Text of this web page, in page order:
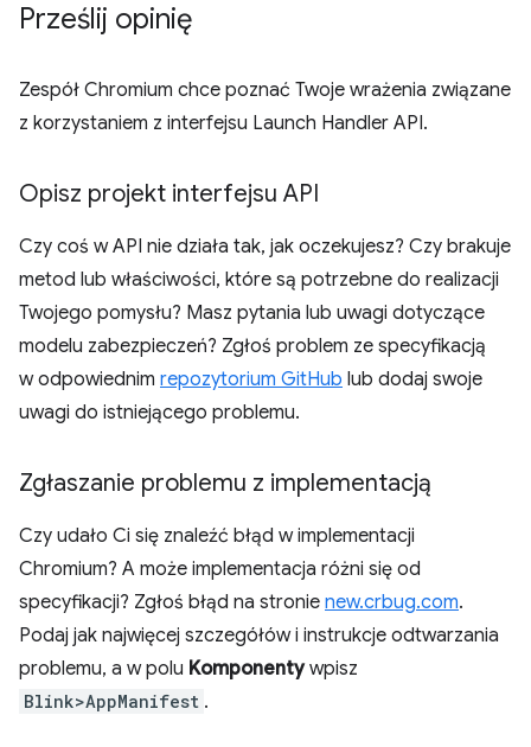
Prześlij opinię
Zespół Chromium chce poznać Twoje wrażenia związane
z korzystaniem z interfejsu Launch Handler API.
Opisz projekt interfejsu API
Czy coś w API nie działa tak, jak oczekujesz? Czy brakuje
metod lub właściwości, które są potrzebne do realizacji
Twojego pomysłu? Masz pytania lub uwagi dotyczące
modelu zabezpieczeń? Zgłoś problem ze specyfikacją
w odpowiednim repozytorium GitHub lub dodaj swoje
uwagi do istniejącego problemu.
Zgłaszanie problemu z implementacją
Czy udało Ci się znaleźć błąd w implementacji
Chromium? A może implementacja różni się od
specyfikacji? Zgłoś błąd na stronie new.crbug.com.
Podaj jak najwięcej szczegółów i instrukcje odtwarzania
problemu, a w polu Komponentywpisz
Blink>AppManifest .